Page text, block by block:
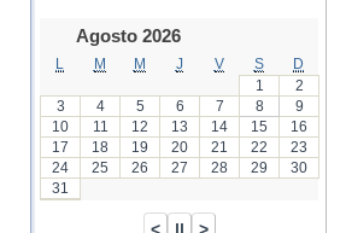
Agosto 2026
M M J V S
D
1
2
3
4 5 6 7 8
9
10
11 12 13 14 15
16
17
18 19 20 21 22
23
24
25 26 27 28 29
30
31